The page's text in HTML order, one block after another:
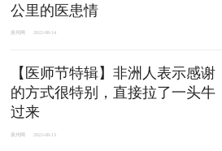
公里的医患情
泉州网 2022-08-14
【医师节特辑】非洲人表示感谢
的方式很特别，直接拉了一头牛
过来
泉州网 2022-08-13